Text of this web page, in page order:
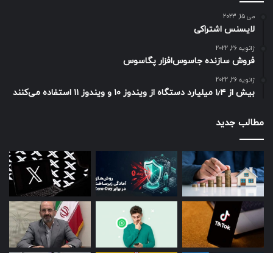
می 15, 2023
لایسنس اشتراکی
ژانویه 26, 2022
فروش سازنده جاسوس‌افزار پگاسوس
ژانویه 26, 2022
بیش از ۱٫۴ میلیارد دستگاه از ویندوز ۱۰ و ویندوز ۱۱ استفاده می‌کنند
مطالب جدید